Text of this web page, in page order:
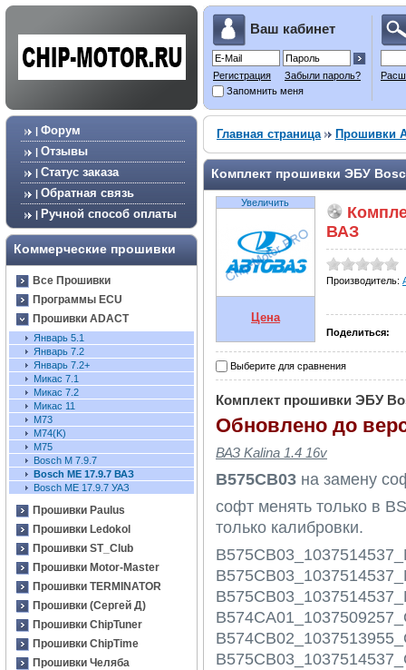
Ваш кабинет
Регистрация
Забыли пароль?
Запомнить меня
| Форум
| Отзывы
| Статус заказа
| Обратная связь
| Ручной способ оплаты
Коммерческие прошивки
Все Прошивки
Программы ECU
Прошивки ADACT
Январь 5.1
Январь 7.2
Январь 7.2+
Микас 7.1
Микас 7.2
Микас 11
М73
М74(K)
М75
Bosch M 7.9.7
Bosch ME 17.9.7 ВАЗ
Bosch ME 17.9.7 УАЗ
Прошивки Paulus
Прошивки Ledokol
Прошивки ST_Club
Прошивки Motor-Master
Прошивки TERMINATOR
Прошивки (Сергей Д)
Прошивки ChipTuner
Прошивки ChipTime
Прошивки Челяба
Главная страница Прошивки
Комплект прошивки ЭБУ
Увеличить
Цена
ВАЗ
Производитель:
Поделиться:
Выберите для сравнения
Комплект прошивки ЭБУ
Обновлено до
ВАЗ Kalina 1.4 16v
B575CB03 на замену
софт менять только в
только калибровки.